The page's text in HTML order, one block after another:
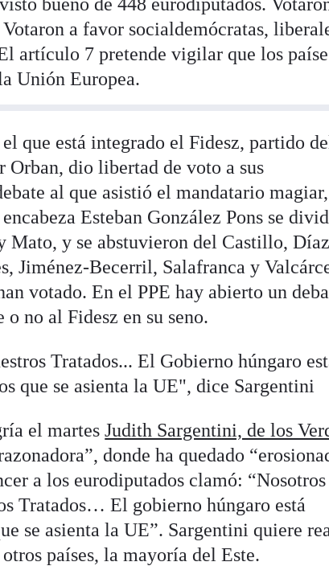
a favor socialdemócratas,
artículo 7 pretende vigilar que los
Unión Europea.
el que está integrado el Fidesz, partido
dio libertad de voto a sus
al que asistió el mandatario
Esteban González Pons se
Mato, y se abstuvieron del Castillo,
Jiménez-Becerril, Salafranca y
votado. En el PPE hay abierto un
o no al Fidesz en su seno.
Tratados... El Gobierno húngaro
que se asienta la UE", dice Sargentini
el martesJudith Sargentini, de los
donde ha quedado
a los eurodiputados clamó: “Nosotros
Tratados… El gobierno húngaro está
se asienta la UE”. Sargentini quiere
países, la mayoría del Este.